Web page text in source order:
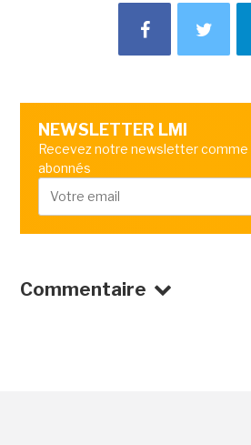
NEWSLETTER LMI
Recevez notre newsletter
abonnés
Commentaire